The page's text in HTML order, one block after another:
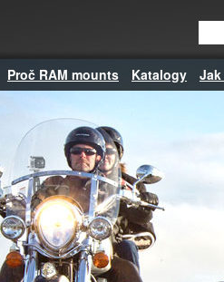
Proč RAM mounts Katalogy